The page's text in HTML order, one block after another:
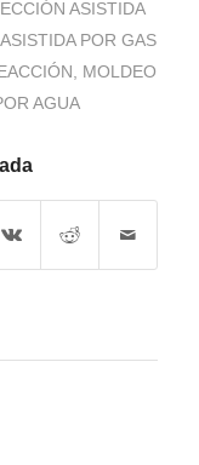
ASISTIDA
POR GAS
MOLDEO
AGUA